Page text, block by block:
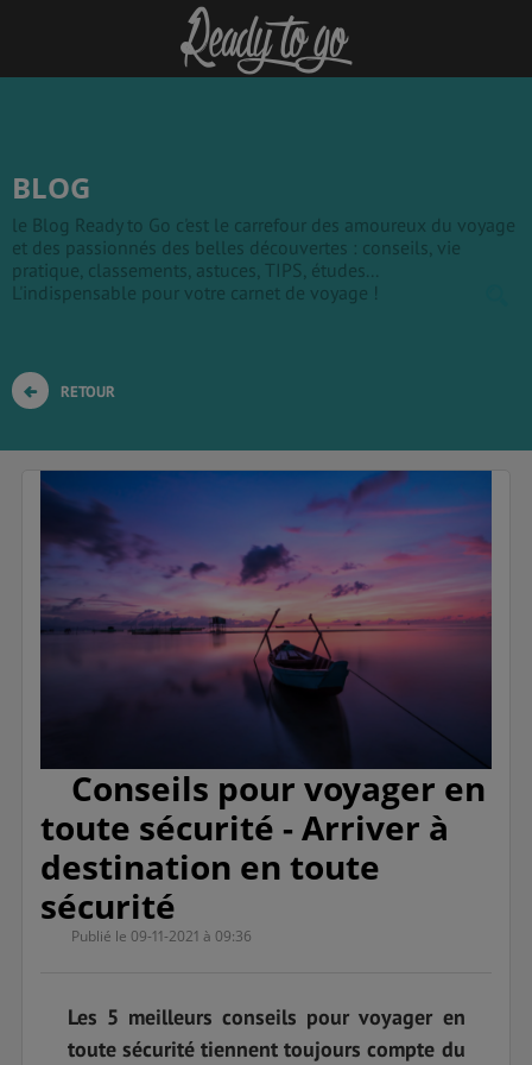
BLOG
le Blog Ready to Go c'est le carrefour des amoureux du voyage
et des passionnés des belles découvertes : conseils, vie
pratique, classements, astuces, TIPS, études...
L'indispensable pour votre carnet de voyage !
RETOUR
Conseils pour voyager en
toute sécurité - Arriver à
destination en toute
sécurité
Publié le 09-11-2021 à 09:36
Les 5 meilleurs conseils pour voyager en
toute sécurité tiennent toujours compte du